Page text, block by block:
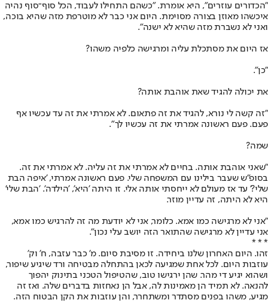
"הכדורים עוזרים", היא אומרת. "כשהם התחילו לעבוד, הכל סוף־סוף נהיה
איכשהו מאוזן בצורה מסוימת. היום אני כבר לא מוטרפת מזה שהיא בוכה,
ואני לא נשברת מזה שהיא לא ישנה".
אז היום את מסתכלת עליה ומרגישה כלפיה משהו?
"כן".
את יכולה להגיד שאת אוהבת אותה?
"זה קשה לי נורא, להגיד את זה פתאום. לא אמרתי את זה עד עכשיו אף
פעם. פעם ראשונה אמרתי את זה עכשיו לך".
שמה?
"שאני אוהבת אותה. בחיים לא אמרתי את זה עליה. לא אמרתי את זה.
בסופ"ש שעבר בילינו עם המשפחה שלי. פעם ראשונה אמרתי, 'איפה הבת
שלי?' עד אז מעולם לא ייחסתי אותה אלי. זו היתה 'היא', 'הילדה'. 'הבת שלי'
היא לא היתה, זה עדיין מוזר.
"אני לא מרגישה כמו אמא. כלומר, אני לא יודעת מה זה להרגיש כמו אמא,
אני עדיין לא מרגישה שהתואר הזה יושב עלי נכון".
* * *
זהו. היום האחרון שלנו ביחידה. זו מסיבת סיום. מ' כבר עזבה, ח' וק'
עוזבות היום. לכל אחת שמגיעה לכאן בהתחלה מבטיחה ורד שיגיע שיפור,
ושהוא יגיע די מהר. שהן ירגישו טוב, שהטיפול הטכני בתינוק יהפוך
להנאה. לא תמיד הן מאמינות לה, אבל הן נאחזות בדברים שלה. ואז זה
מגיע, משהו בפנים מסתדר ומשתחרר, והן עוזבות את הקן הבטוח הזה.